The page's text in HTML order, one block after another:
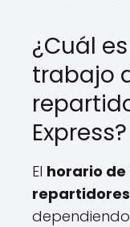
¿Cuál
trabajo
Express?
El horario
repartidores